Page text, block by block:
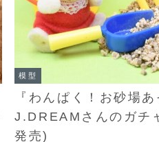
模型
『わんぱく！お砂場
J.DREAMさんのガチ
発売)